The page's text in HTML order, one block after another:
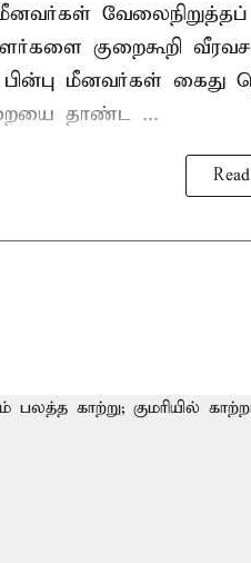
குறைகூறி
மீனவர்கள் கைது
தாண்ட ...